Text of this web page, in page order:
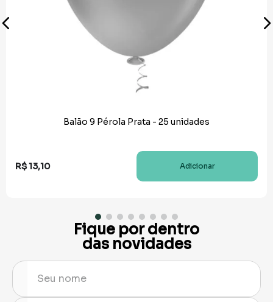
Balão 9 Pérola Prata - 25 unidades
R$13,10 Adicionar
Fique por dentro
das novidades